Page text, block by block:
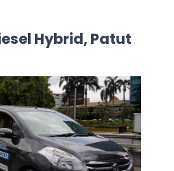
Hybrid, Patut